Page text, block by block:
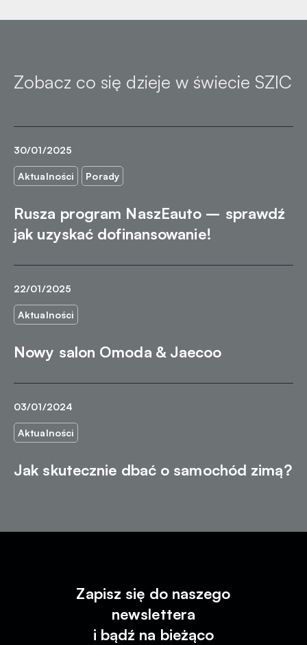
Zobacz co się dzieje w świecie SZIC
30/01/2025
Aktualności Porady
Rusza program NaszEauto – sprawdź
jak uzyskać dofinansowanie!
22/01/2025
Aktualności
Nowy salon Omoda & Jaecoo
03/01/2024
Aktualności
Jak skutecznie dbać o samochód zimą?
Zapisz się do naszego
newslettera
i bądź na bieżąco